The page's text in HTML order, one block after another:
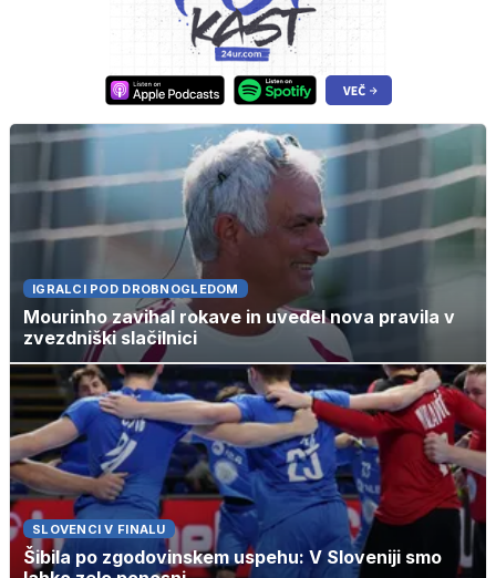
IGRALCI POD DROBNOGLEDOM
Mourinho zavihal rokave in uvedel nova pravila v
zvezdniški slačilnici
SLOVENCI V FINALU
Šibila po zgodovinskem uspehu: V Sloveniji smo